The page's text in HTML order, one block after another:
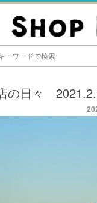
の日々